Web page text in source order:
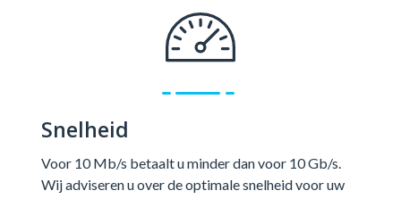
Snelheid
Voor 10 Mb/s betaalt u minder dan voor 10 Gb/s.
Wij adviseren u over de optimale snelheid voor uw